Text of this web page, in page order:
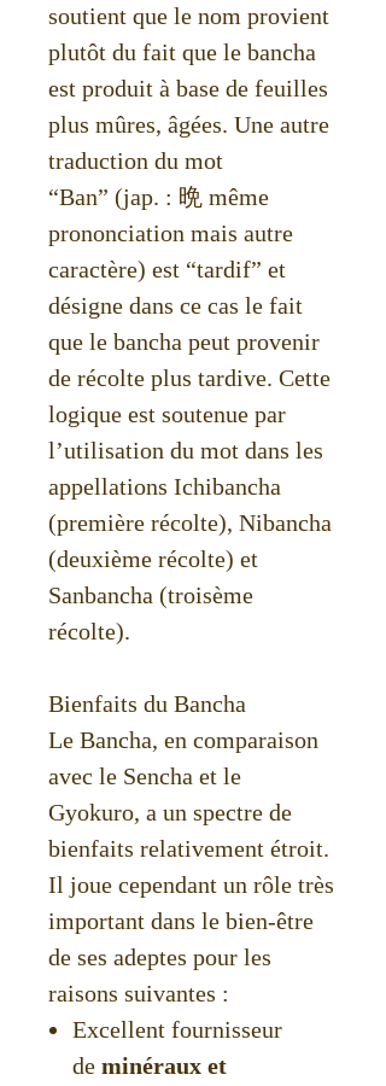
soutient que le nom provient
plutôt du fait que le bancha
est produit à base de feuilles
plus mûres, âgées. Une autre
traduction du mot
“Ban” (jap. : 晩 même
prononciation mais autre
caractère) est “tardif” et
désigne dans ce cas le fait
que le bancha peut provenir
de récolte plus tardive. Cette
logique est soutenue par
l’utilisation du mot dans les
appellations Ichibancha
(première récolte), Nibancha
(deuxième récolte) et
Sanbancha (troisème
récolte).
Bienfaits du Bancha
Le Bancha, en comparaison
avec le Sencha et le
Gyokuro, a un spectre de
bienfaits relativement étroit.
Il joue cependant un rôle très
important dans le bien-être
de ses adeptes pour les
raisons suivantes :
Excellent fournisseur
de minéraux et